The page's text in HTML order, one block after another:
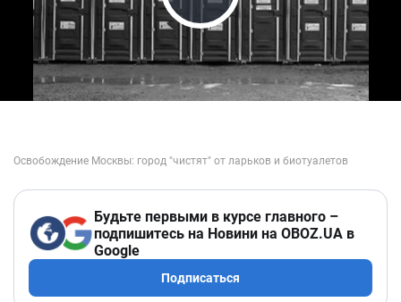
Play Video
Будьте первыми в курсе главного –
подпишитесь на Новини на OBOZ.UA в
Google
Подписаться